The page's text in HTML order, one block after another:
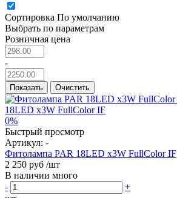
Сортировка По умолчанию
Выбрать по параметрам
Розничная цена
-
Показать Очистить
0%
Быстрый просмотр
Артикул: -
Фитолампа PAR 18LED x3W FullColor IF
2 250 руб /шт
В наличии много
-
+